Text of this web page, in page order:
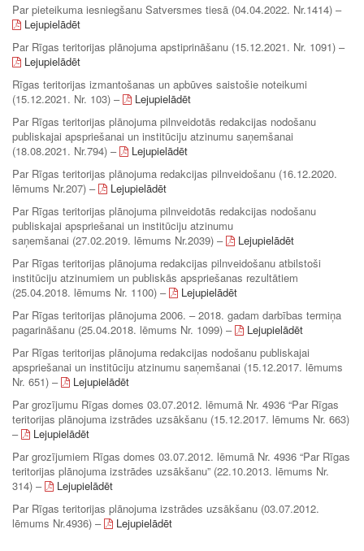
Par pieteikuma iesniegšanu Satversmes tiesā (04.04.2022. Nr.1414) –
Lejupielādēt
Par Rīgas teritorijas plānojuma apstiprināšanu (15.12.2021. Nr. 1091) –
Lejupielādēt
Rīgas teritorijas izmantošanas un apbūves saistošie noteikumi
(15.12.2021. Nr. 103) –
Lejupielādēt
Par Rīgas teritorijas plānojuma pilnveidotās redakcijas nodošanu
publiskajai apspriešanai un institūciju atzinumu saņemšanai
(18.08.2021. Nr.794) –
Lejupielādēt
Par Rīgas teritorijas plānojuma redakcijas pilnveidošanu (16.12.2020.
lēmums Nr.207) –
Lejupielādēt
Par Rīgas teritorijas plānojuma pilnveidotās redakcijas nodošanu
publiskajai apspriešanai un institūciju atzinumu
saņemšanai (27.02.2019. lēmums Nr.2039) –
Lejupielādēt
Par Rīgas teritorijas plānojuma redakcijas pilnveidošanu atbilstoši
institūciju atzinumiem un publiskās apspriešanas rezultātiem
(25.04.2018. lēmums Nr. 1100) –
Lejupielādēt
Par Rīgas teritorijas plānojuma 2006. – 2018. gadam darbības termiņa
pagarināšanu (25.04.2018. lēmums Nr. 1099) –
Lejupielādēt
Par Rīgas teritorijas plānojuma redakcijas nodošanu publiskajai
apspriešanai un institūciju atzinumu saņemšanai (15.12.2017. lēmums
Nr. 651) –
Lejupielādēt
Par grozījumu Rīgas domes 03.07.2012. lēmumā Nr. 4936 “Par Rīgas
teritorijas plānojuma izstrādes uzsākšanu (15.12.2017. lēmums Nr. 663)
–
Lejupielādēt
Par grozījumiem Rīgas domes 03.07.2012. lēmumā Nr. 4936 “Par Rīgas
teritorijas plānojuma izstrādes uzsākšanu” (22.10.2013. lēmums Nr.
314) –
Lejupielādēt
Par Rīgas teritorijas plānojuma izstrādes uzsākšanu (03.07.2012.
lēmums Nr.4936) –
Lejupielādēt